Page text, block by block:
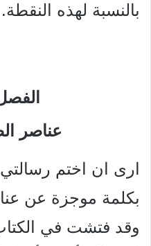
بالنسبة لهذه النقطة.
عناصر
اری ان اختم
بكلمة موجزة عن
وقد فتشت في